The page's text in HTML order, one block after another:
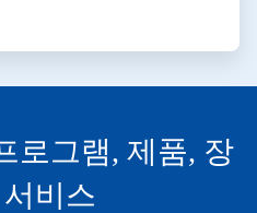
로그램, 제품, 장
비스